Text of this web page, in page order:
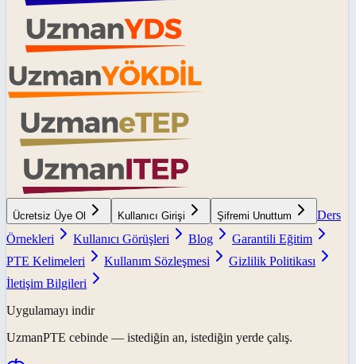
Ücretsiz Üye Ol Kullanıcı Girişi Şifremi Unuttum
Ders
Örnekleri
Kullanıcı Görüşleri Blog
Garantili Eğitim
PTE Kelimeleri
Kullanım Sözleşmesi
Gizlilik Politikası
İletişim Bilgileri
Uygulamayı indir
UzmanPTE cebinde — istediğin an, istediğin yerde çalış.